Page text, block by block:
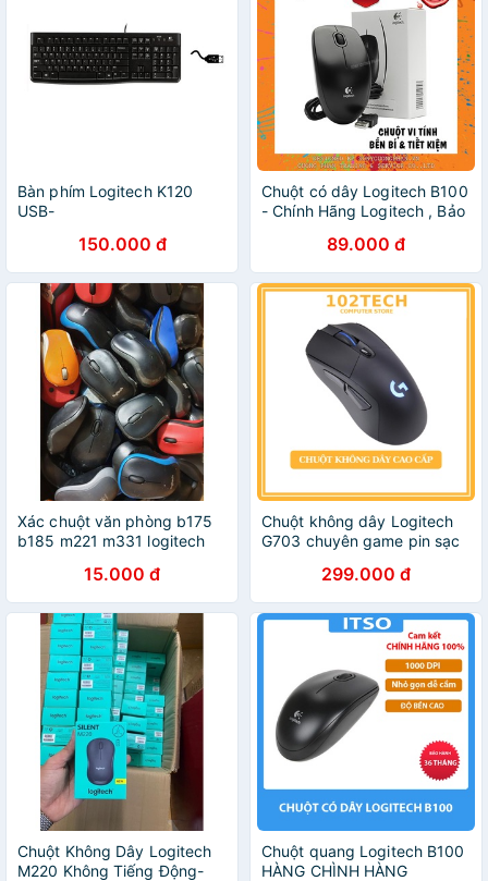
Bàn phím Logitech K120
USB-
150.000 đ
Chuột có dây Logitech B100
- Chính Hãng Logitech , Bảo
89.000 đ
Xác chuột văn phòng b175
b185 m221 m331 logitech
15.000 đ
Chuột không dây Logitech
G703 chuyên game pin sạc
299.000 đ
Chuột Không Dây Logitech
M220 Không Tiếng Động-
Chuột quang Logitech B100
HÀNG CHÌNH HÀNG